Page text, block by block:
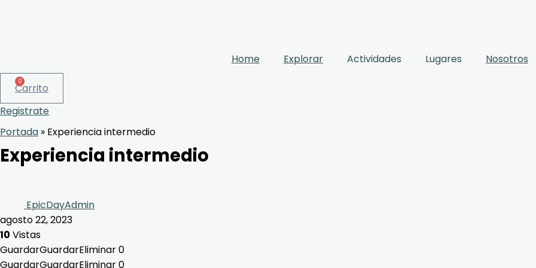
Home Explorar Actividades Lugares Nosotros
0
Carrito
Registrate
Portada » Experiencia intermedio
Experiencia intermedio
EpicDayAdmin
agosto 22, 2023
10 Vistas
GuardarGuardarEliminar0
GuardarGuardarEliminar0